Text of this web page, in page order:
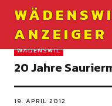
ANZEIGER
WÄDENSWIL
20 Jahre
19. APRIL 2012